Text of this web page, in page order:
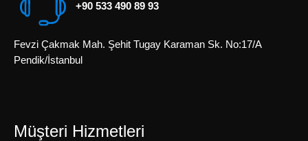
+90 533 490 89 93
Fevzi Çakmak Mah. Şehit Tugay Karaman Sk. No:17/A
Pendik/İstanbul
Müşteri Hizmetleri